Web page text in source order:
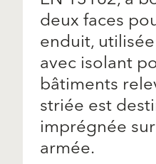
deux faces
enduit,
avec isolant
bâtiments
striée est
imprégnée
armée.